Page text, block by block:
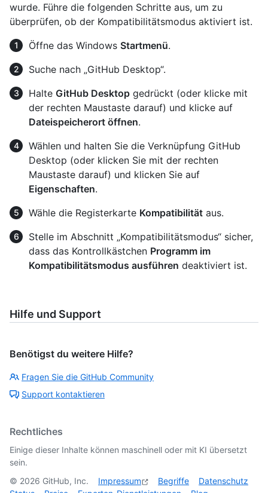
wurde. Führe die folgenden Schritte aus, um zu
überprüfen, ob der Kompatibilitätsmodus aktiviert ist.
Öffne das Windows Startmenü.
Suche nach „GitHub Desktop“.
Halte GitHub Desktop gedrückt (oder klicke mit
der rechten Maustaste darauf) und klicke auf
Dateispeicherort öffnen.
Wählen und halten Sie die Verknüpfung GitHub
Desktop (oder klicken Sie mit der rechten
Maustaste darauf) und klicken Sie auf
Eigenschaften.
Wähle die Registerkarte Kompatibilität aus.
Stelle im Abschnitt „Kompatibilitätsmodus“ sicher,
dass das Kontrollkästchen Programm im
Kompatibilitätsmodus ausführen deaktiviert ist.
Hilfe und Support
Benötigst du weitere Hilfe?
Fragen Sie die GitHub Community
Support kontaktieren
Rechtliches
Einige dieser Inhalte können maschinell oder mit KI übersetzt
sein.
© 2026 GitHub, Inc. Impressum Begriffe
Datenschutz